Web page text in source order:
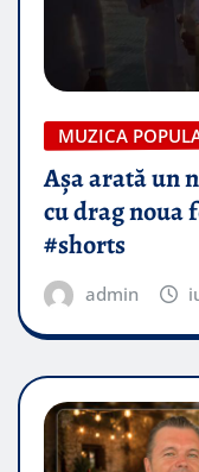
MUZICA
Așa arată un
cu drag noua
#shorts
admin